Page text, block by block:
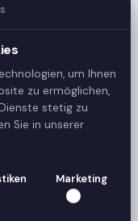
um Ihnen
zu ermöglichen,
stetig zu
Sie in unserer
Marketing